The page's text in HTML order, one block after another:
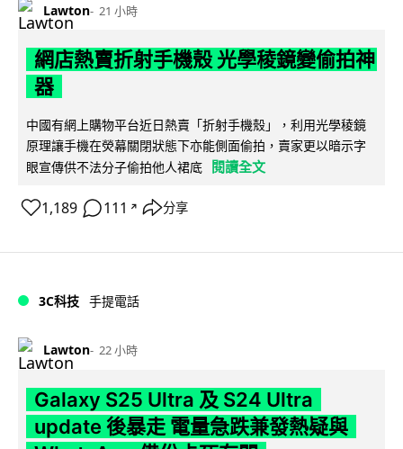
Lawton 21 小時
網店熱賣折射手機殼 光學稜鏡變偷拍神
器
中國有網上購物平台近日熱賣「折射手機殼」，利用光學稜鏡
原理讓手機在熒幕關閉狀態下亦能側面偷拍，賣家更以暗示字
眼宣傳供不法分子偷拍他人裙底
閱讀全文
1,189 111 ↗ 分享
3C科技 手提電話
Lawton 22 小時
Galaxy S25 Ultra 及 S24 Ultra
update 後暴走 電量急跌兼發熱疑與